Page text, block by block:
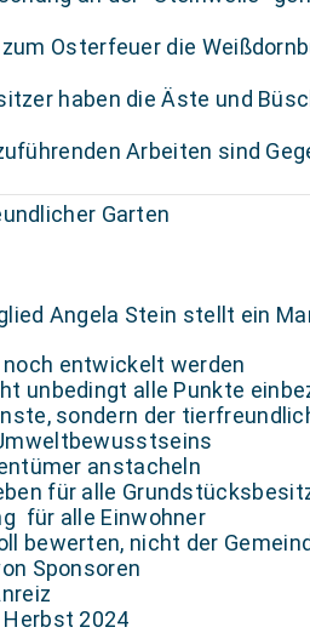
Osterfeuer die
haben die Äste und
Arbeiten sind
Garten
Angela Stein stellt ein
entwickelt werden
unbedingt alle Punkte
sondern der
anstacheln
für alle
für alle Einwohner
bewerten, nicht der
Sponsoren
2024